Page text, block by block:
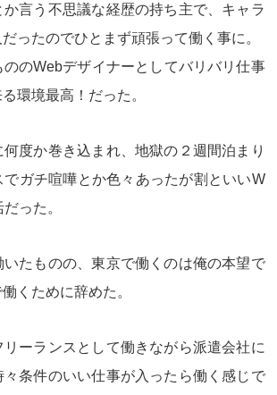
か言う不思議な経歴の持ち主で、キャラ
だったのでひとまず頑張って働く事に。
のWebデザイナーとしてバリバリ仕事
環境最高！だった。
何度か巻き込まれ、地獄の２週間泊まり
ガチ喧嘩とか色々あったが割といいW
った。
いたものの、東京で働くのは俺の本望で
くために辞めた。
ーランスとして働きながら派遣会社に
条件のいい仕事が入ったら働く感じで